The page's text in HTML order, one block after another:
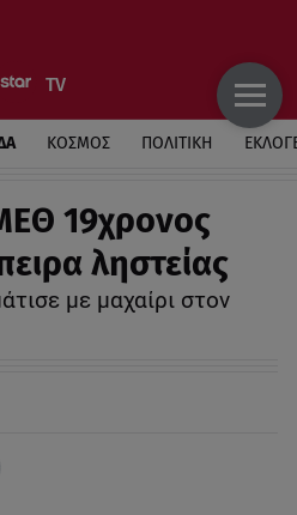
ΚΟΣΜΟΣ ΠΟΛΙΤΙΚΗ
19χρονος
ληστείας
με μαχαίρι στον